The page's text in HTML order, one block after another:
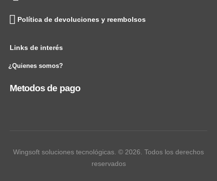
Política de devoluciones y reembolsos
Links de interés
¿Quienes somos?
Metodos de pago
Wingsoft soluciones tecnológicas. © 2026. Todos los derechos
reservados